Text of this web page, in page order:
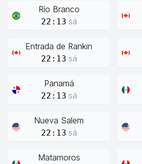
Río Branco
22:13 sá
Entrada de Rankin
22:13 sá
Panamá
22:13 sá
Nueva Salem
22:13 sá
Matamoros